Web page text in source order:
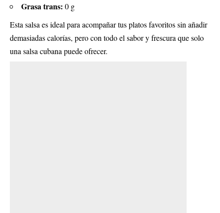
Grasa trans: 0 g
Esta salsa es ideal para acompañar tus platos favoritos sin añadir
demasiadas calorías, pero con todo el sabor y frescura que solo
una salsa cubana puede ofrecer.